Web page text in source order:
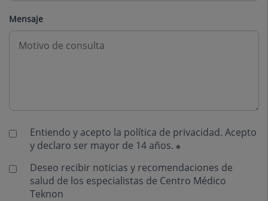
Mensaje
Entiendo y acepto la política de privacidad. Acepto
y declaro ser mayor de 14 años.
Deseo recibir noticias y recomendaciones de
salud de los especialistas de Centro Médico
Teknon